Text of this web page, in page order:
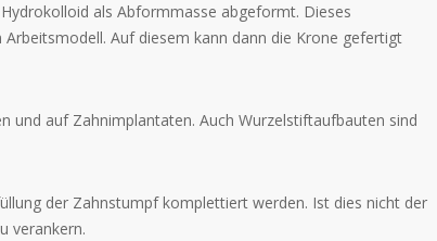
als Abformmasse abgeformt. Dieses
Auf diesem kann dann die Krone gefertigt
und auf Zahnimplantaten. Auch Wurzelstiftaufbauten sind
der Zahnstumpf komplettiert werden. Ist dies nicht der
verankern.